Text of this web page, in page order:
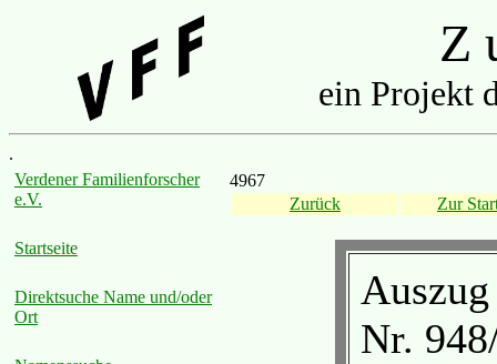
Z
ein Projekt
.
Verdener Familienforscher
e.V.
Startseite
Direktsuche Name und/oder
Ort
4967
Zurück
Zur
Nr.